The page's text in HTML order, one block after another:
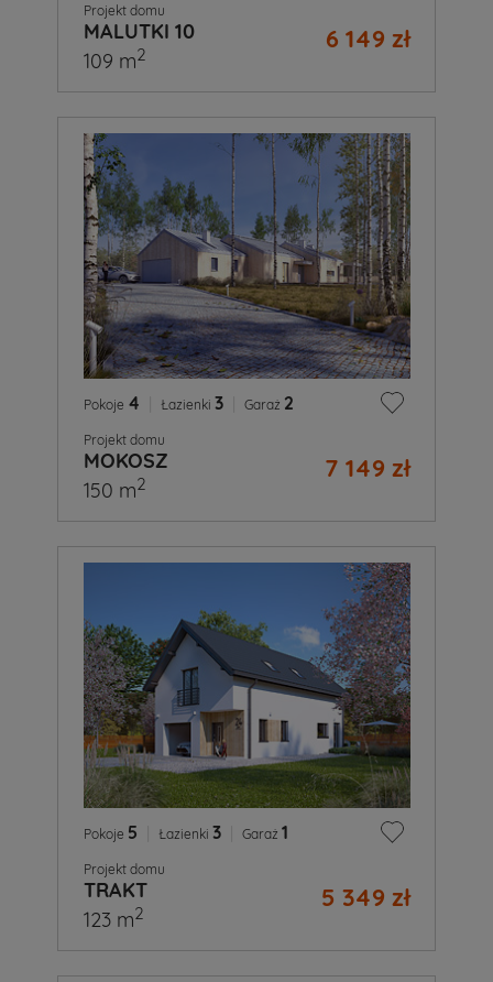
Projekt domu
MALUTKI 10 6 149 zł
109 m2
Pokoje 4 Łazienki 3 Garaż 2
Projekt domu
MOKOSZ 7 149 zł
150 m2
Pokoje 5 Łazienki 3 Garaż 1
Projekt domu
TRAKT 5 349 zł
123 m2